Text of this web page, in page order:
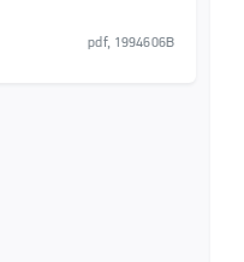
pdf, 1994606B